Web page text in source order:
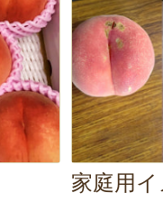
家庭用